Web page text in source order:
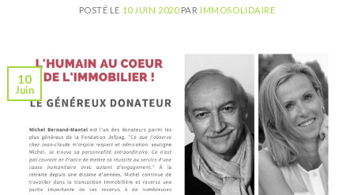
POSTÉ LE 10 JUIN 2020PAR IMMOSOLIDAIRE
10
Juin